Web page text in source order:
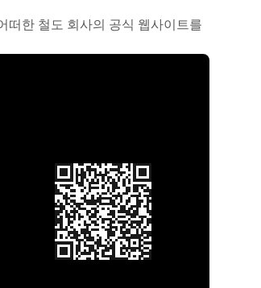
떠한 철도 회사의 공식 웹사이트를